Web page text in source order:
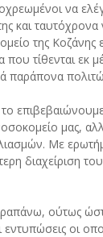
να
και
της Κοζάνης
που τίθενται
παράπονα
μας,
Με
διαχείριση
ούτως
οι